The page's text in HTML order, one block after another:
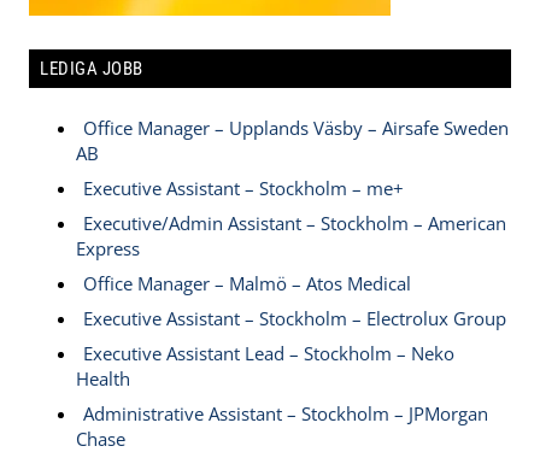
LEDIGA JOBB
Office Manager – Upplands Väsby – Airsafe Sweden
AB
Executive Assistant – Stockholm – me+
Executive/Admin Assistant – Stockholm – American
Express
Office Manager – Malmö – Atos Medical
Executive Assistant – Stockholm – Electrolux Group
Executive Assistant Lead – Stockholm – Neko
Health
Administrative Assistant – Stockholm – JPMorgan
Chase